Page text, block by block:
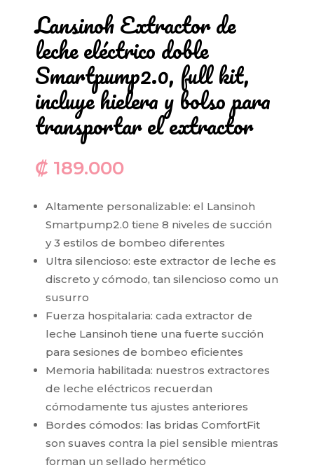
Lansinoh Extractor de
leche eléctrico doble
Smartpump2.0, full kit,
incluye hielera y bolso para
transportar el extractor
₡ 189.000
Altamente personalizable: el Lansinoh
Smartpump2.0 tiene 8 niveles de succión
y 3 estilos de bombeo diferentes
Ultra silencioso: este extractor de leche es
discreto y cómodo, tan silencioso como un
susurro
Fuerza hospitalaria: cada extractor de
leche Lansinoh tiene una fuerte succión
para sesiones de bombeo eficientes
Memoria habilitada: nuestros extractores
de leche eléctricos recuerdan
cómodamente tus ajustes anteriores
Bordes cómodos: las bridas ComfortFit
son suaves contra la piel sensible mientras
forman un sellado hermético